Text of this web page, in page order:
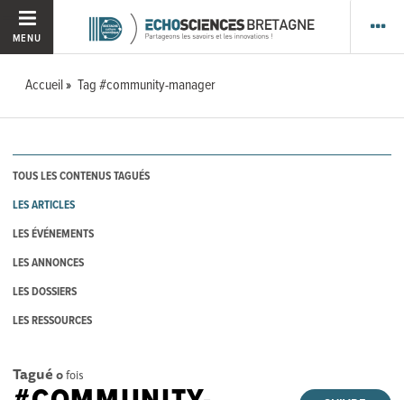
MENU
Accueil Tag #community-manager
TOUS LES CONTENUS TAGUÉS
LES ARTICLES
LES ÉVÉNEMENTS
LES ANNONCES
LES DOSSIERS
LES RESSOURCES
Tagué 0fois